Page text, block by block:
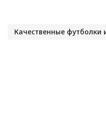
Качественные футболки